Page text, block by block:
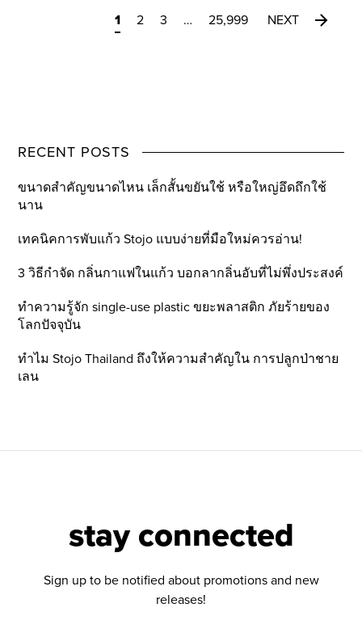
1 2 3 … 25,999 NEXT
RECENT POSTS
ขนาดสำคัญขนาดไหน เล็กสั้นขยันใช้ หรือใหญ่อึดถึกใช้
นาน
เทคนิคการพับแก้ว Stojo แบบง่ายที่มือใหม่ควรอ่าน!
3 วิธีกำจัด กลิ่นกาแฟในแก้ว บอกลากลิ่นอับที่ไม่พึ่งประสงค์
ทำความรู้จัก single-use plastic ขยะพลาสติก ภัยร้ายของ
โลกปัจจุบัน
ทำไม Stojo Thailand ถึงให้ความสำคัญใน การปลูกป่าชาย
เลน
stay connected
Sign up to be notified about promotions and new
releases!